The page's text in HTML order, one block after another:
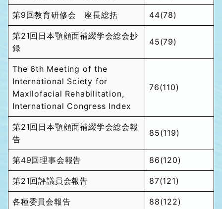
第9回教育研修会 座長総括 44(78)
第21回日本顎顔面補綴学会総会抄
録
45(79)
The 6th Meeting of the
International Sciety for
Maxllofacial Rehabilitation,
International Congress Index
76(110)
第21回日本顎顔面補綴学会総会報
告
85(119)
第49回理事会報告 86(120)
第21回評議員会報告 87(121)
各種委員会報告 88(122)